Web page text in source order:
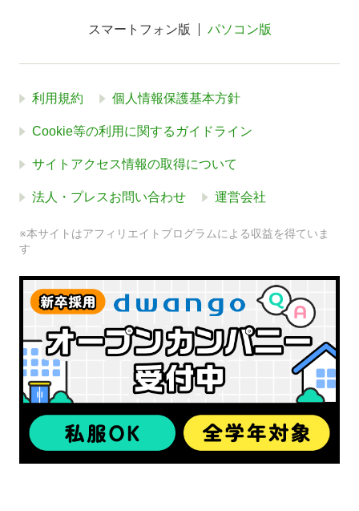
スマートフォン版 パソコン版
利用規約 個人情報保護基本方針
Cookie等の利用に関するガイドライン
サイトアクセス情報の取得について
法人・プレスお問い合わせ 運営会社
※本サイトはアフィリエイトプログラムによる収益を得ていま
す